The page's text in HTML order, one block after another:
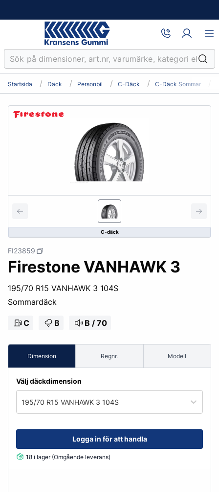
Startsida Däck Personbil C-Däck C-Däck Sommar
C-däck
FI23859
Firestone VANHAWK 3
195/70 R15 VANHAWK 3 104S
Sommardäck
C B B / 70
Dimension Regnr. Modell
Välj däckdimension
195/70 R15 VANHAWK 3 104S
Logga in för att handla
18 i lager (Omgående leverans)